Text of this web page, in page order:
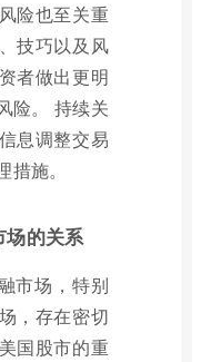
险也至关重
技巧以及风
者做出更明
险。 持续关
息调整交易
施。
场的关系
市场，特别
，存在密切
国股市的重